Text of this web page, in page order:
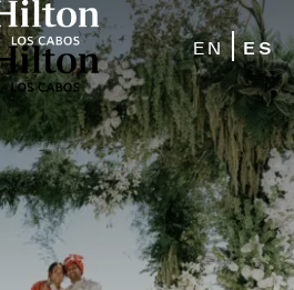
EN ES